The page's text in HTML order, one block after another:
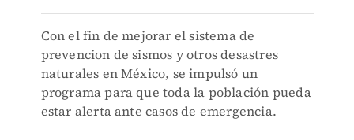
Con el fin de mejorar el sistema de
prevencion de sismos y otros desastres
naturales en México, se impulsó un
programa para que toda la población pueda
estar alerta ante casos de emergencia.